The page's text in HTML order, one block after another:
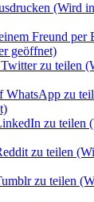
(Wird
Freund per
geöffnet)
zu teilen
WhatsApp zu
zu teilen
zu teilen
zu teilen